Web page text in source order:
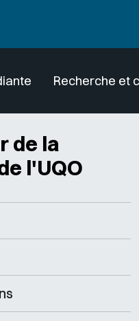
Recherche et
de la
l'UQO